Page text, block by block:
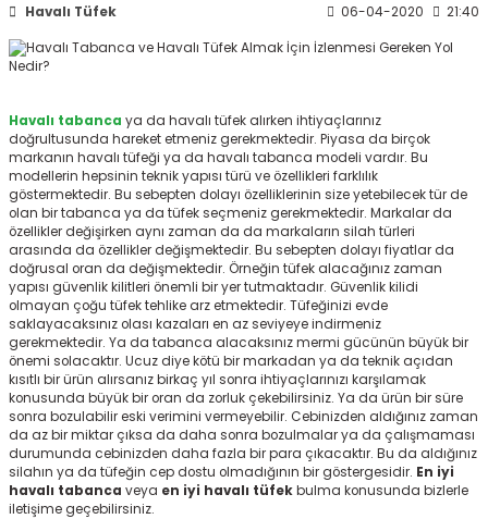
Havalı Tüfek 06-04-2020 21:40
Havalı tabanca ya da havalı tüfek alırken ihtiyaçlarınız
doğrultusunda hareket etmeniz gerekmektedir. Piyasa da birçok
markanın havalı tüfeği ya da havalı tabanca modeli vardır. Bu
modellerin hepsinin teknik yapısı türü ve özellikleri farklılık
göstermektedir. Bu sebepten dolayı özelliklerinin size yetebilecek tür de
olan bir tabanca ya da tüfek seçmeniz gerekmektedir. Markalar da
özellikler değişirken aynı zaman da da markaların silah türleri
arasında da özellikler değişmektedir. Bu sebepten dolayı fiyatlar da
doğrusal oran da değişmektedir. Örneğin tüfek alacağınız zaman
yapısı güvenlik kilitleri önemli bir yer tutmaktadır. Güvenlik kilidi
olmayan çoğu tüfek tehlike arz etmektedir. Tüfeğinizi evde
saklayacaksınız olası kazaları en az seviyeye indirmeniz
gerekmektedir. Ya da tabanca alacaksınız mermi gücünün büyük bir
önemi solacaktır. Ucuz diye kötü bir markadan ya da teknik açıdan
kısıtlı bir ürün alırsanız birkaç yıl sonra ihtiyaçlarınızı karşılamak
konusunda büyük bir oran da zorluk çekebilirsiniz. Ya da ürün bir süre
sonra bozulabilir eski verimini vermeyebilir. Cebinizden aldığınız zaman
da az bir miktar çıksa da daha sonra bozulmalar ya da çalışmaması
durumunda cebinizden daha fazla bir para çıkacaktır. Bu da aldığınız
silahın ya da tüfeğin cep dostu olmadığının bir göstergesidir. En iyi
havalı tabanca veya en iyi havalı tüfekbulma konusunda bizlerle
iletişime geçebilirsiniz.